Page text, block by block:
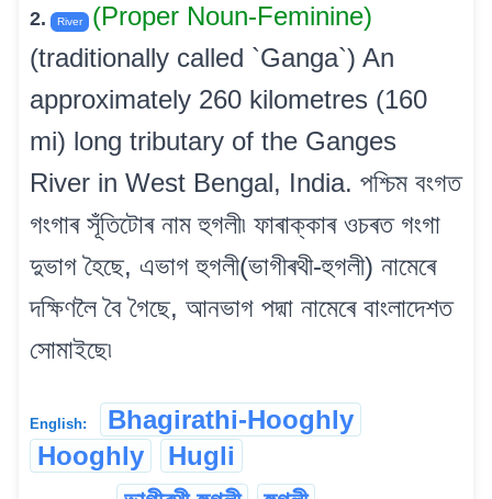
2. River
(Proper Noun-Feminine)
(traditionally called `Ganga`) An
approximately 260 kilometres (160
mi) long tributary of the Ganges
River in West Bengal, India. পশ্চিম বংগত
গংগাৰ সূঁতিটোৰ নাম হুগলী৷ ফাৰাক্কাৰ ওচৰত গংগা
দুভাগ হৈছে, এভাগ হুগলী(ভাগীৰথী-হুগলী) নামেৰে
দক্ষিণলৈ বৈ গৈছে, আনভাগ পদ্মা নামেৰে বাংলাদেশত
সোমাইছে৷
English:
Bhagirathi-Hooghly
Hooghly
Hugli